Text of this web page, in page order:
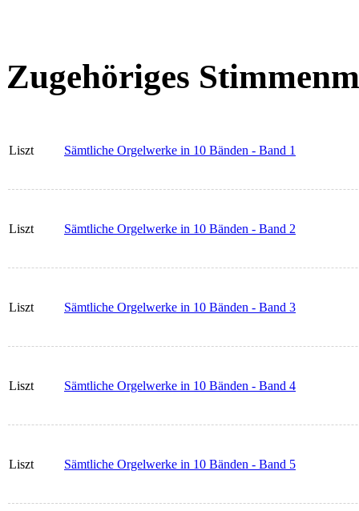
Zugehöriges
Liszt Sämtliche Orgelwerke in 10 Bänden - Band 1
Liszt Sämtliche Orgelwerke in 10 Bänden - Band 2
Liszt Sämtliche Orgelwerke in 10 Bänden - Band 3
Liszt Sämtliche Orgelwerke in 10 Bänden - Band 4
Liszt Sämtliche Orgelwerke in 10 Bänden - Band 5